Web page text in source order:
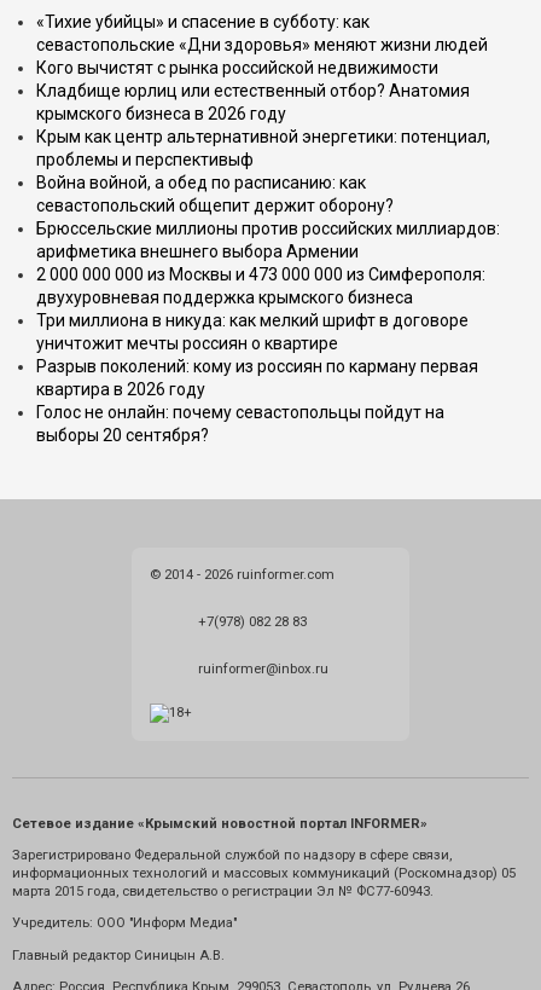
«Тихие убийцы» и спасение в субботу: как
севастопольские «Дни здоровья» меняют жизни людей
Кого вычистят с рынка российской недвижимости
Кладбище юрлиц или естественный отбор? Анатомия
крымского бизнеса в 2026 году
Крым как центр альтернативной энергетики: потенциал,
проблемы и перспективыф
Война войной, а обед по расписанию: как
севастопольский общепит держит оборону?
Брюссельские миллионы против российских миллиардов:
арифметика внешнего выбора Армении
2 000 000 000 из Москвы и 473 000 000 из Симферополя:
двухуровневая поддержка крымского бизнеса
Три миллиона в никуда: как мелкий шрифт в договоре
уничтожит мечты россиян о квартире
Разрыв поколений: кому из россиян по карману первая
квартира в 2026 году
Голос не онлайн: почему севастопольцы пойдут на
выборы 20 сентября?
© 2014 - 2026 ruinformer.com
+7(978) 082 28 83
ruinformer@inbox.ru
Сетевое издание «Крымский новостной портал INFORMER»
Зарегистрировано Федеральной службой по надзору в сфере связи,
информационных технологий и массовых коммуникаций (Роскомнадзор) 05
марта 2015 года, свидетельство о регистрации Эл № ФС77-60943.
Учредитель: ООО "Информ Медиа"
Главный редактор Синицын А.В.
Адрес: Россия. Республика Крым. 299053. Севастополь, ул. Руднева 26.